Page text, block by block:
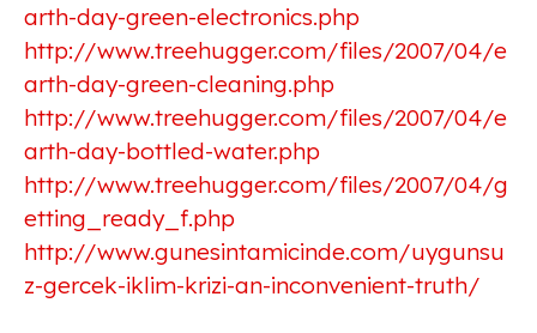
arth-day-green-electronics.php
http://www.treehugger.com/files/2007/04/e
arth-day-green-cleaning.php
http://www.treehugger.com/files/2007/04/e
arth-day-bottled-water.php
http://www.treehugger.com/files/2007/04/g
etting_ready_f.php
http://www.gunesintamicinde.com/uygunsu
z-gercek-iklim-krizi-an-inconvenient-truth/